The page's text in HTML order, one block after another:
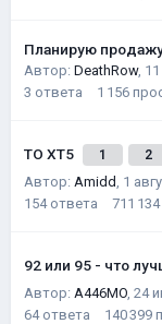
Планирую
Автор: DeathRow,
3 ответа 1 156
ТО XT5 1 2
Автор: Amidd, 1
154 ответа 711 134
92 или 95 - что
Автор: A446MO, 24
64 ответа 140 399